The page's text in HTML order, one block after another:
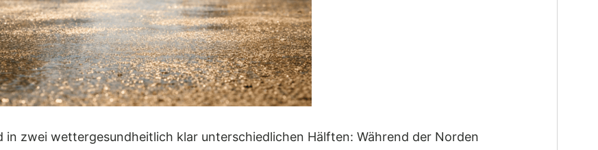
in zwei wettergesundheitlich klar unterschiedlichen Hälften: Während der Norden